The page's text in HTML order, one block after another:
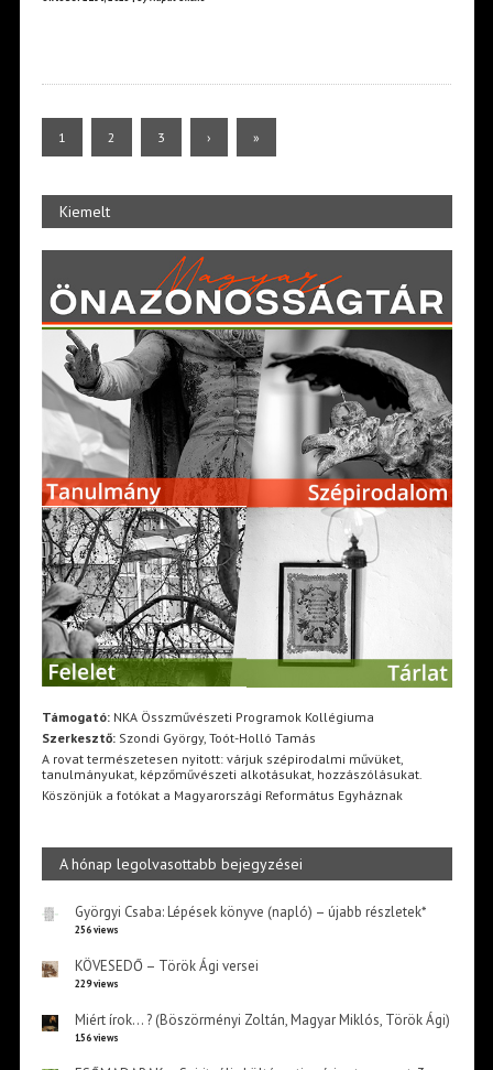
1 2 3 › »
Kiemelt
Támogató:NKA Összművészeti Programok Kollégiuma
Szerkesztő:Szondi György, Toót-Holló Tamás
A rovat természetesen nyitott: várjuk szépirodalmi művüket,
tanulmányukat, képzőművészeti alkotásukat, hozzászólásukat.
Köszönjük a fotókat a Magyarországi Református Egyháznak
A hónap legolvasottabb bejegyzései
Györgyi Csaba: Lépések könyve (napló) – újabb részletek*
256 views
KÖVESEDŐ – Török Ági versei
229 views
Miért írok… ? (Böszörményi Zoltán, Magyar Miklós, Török Ági)
156 views